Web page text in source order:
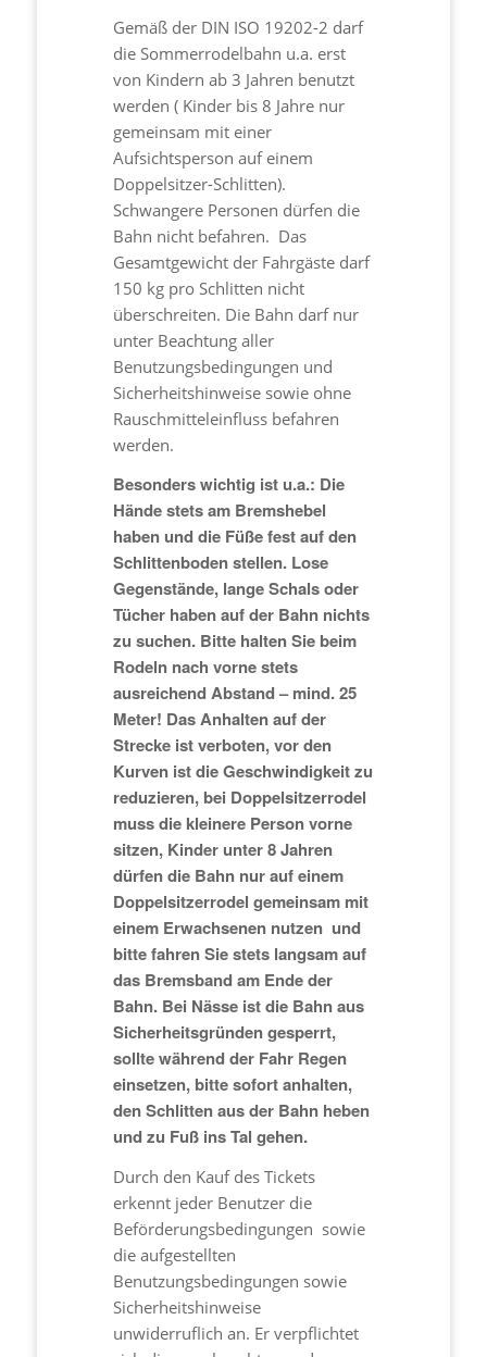
Gemäß der DIN ISO 19202-2 darf
die Sommerrodelbahn u.a. erst
von Kindern ab 3 Jahren benutzt
werden ( Kinder bis 8 Jahre nur
gemeinsam mit einer
Aufsichtsperson auf einem
Doppelsitzer-Schlitten).
Schwangere Personen dürfen die
Bahn nicht befahren. Das
Gesamtgewicht der Fahrgäste darf
150 kg pro Schlitten nicht
überschreiten. Die Bahn darf nur
unter Beachtung aller
Benutzungsbedingungen und
Sicherheitshinweise sowie ohne
Rauschmitteleinfluss befahren
werden.
Besonders wichtig ist u.a.: Die
Hände stets am Bremshebel
haben und die Füße fest auf den
Schlittenboden stellen. Lose
Gegenstände, lange Schals oder
Tücher haben auf der Bahn nichts
zu suchen. Bitte halten Sie beim
Rodeln nach vorne stets
ausreichend Abstand – mind. 25
Meter! Das Anhalten auf der
Strecke ist verboten, vor den
Kurven ist die Geschwindigkeit zu
reduzieren, bei Doppelsitzerrodel
muss die kleinere Person vorne
sitzen, Kinder unter 8 Jahren
dürfen die Bahn nur auf einem
Doppelsitzerrodel gemeinsam mit
einem Erwachsenen nutzen und
bitte fahren Sie stets langsam auf
das Bremsband am Ende der
Bahn. Bei Nässe ist die Bahn aus
Sicherheitsgründen gesperrt,
sollte während der Fahr Regen
einsetzen, bitte sofort anhalten,
den Schlitten aus der Bahn heben
und zu Fuß ins Tal gehen.
Durch den Kauf des Tickets
erkennt jeder Benutzer die
Beförderungsbedingungen sowie
die aufgestellten
Benutzungsbedingungen sowie
Sicherheitshinweise
unwiderruflich an. Er verpflichtet